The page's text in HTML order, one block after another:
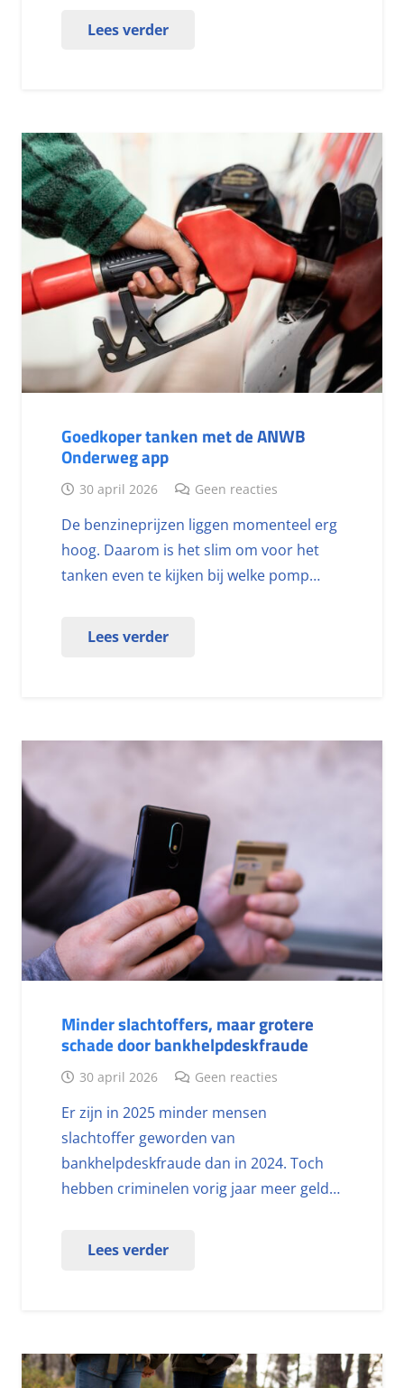
Lees verder
Goedkoper tanken met de ANWB
Onderweg app
30 april 2026 Geen reacties
De benzineprijzen liggen momenteel erg
hoog. Daarom is het slim om voor het
tanken even te kijken bij welke pomp…
Lees verder
Minder slachtoffers, maar grotere
schade door bankhelpdeskfraude
30 april 2026 Geen reacties
Er zijn in 2025 minder mensen
slachtoffer geworden van
bankhelpdeskfraude dan in 2024. Toch
hebben criminelen vorig jaar meer geld…
Lees verder